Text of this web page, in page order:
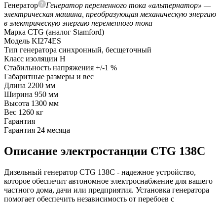
Генератор
Генератор переменного тока «альтернатор» —
электрическая машина, преобразующая механическую энергию
в электрическую энергию переменного тока
Марка CTG (аналог Stamford)
Модель KI274ES
Тип генератора синхронный, бесщеточный
Класс изоляции H
Стабильность напряжения +/-1 %
Габаритные размеры и вес
Длина 2200 мм
Ширина 950 мм
Высота 1300 мм
Вес 1260 кг
Гарантия
Гарантия 24 месяца
Описание электростанции CTG 138C
Дизельный генератор CTG 138C - надежное устройство,
которое обеспечит автономное электроснабжение для вашего
частного дома, дачи или предприятия. Установка генератора
помогает обеспечить независимость от перебоев с